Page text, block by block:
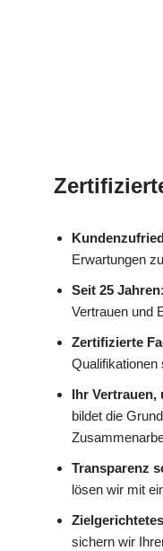
Erwartungen
Seit 25 Jahren
Vertrauen und
Zertifizierte
Qualifikationen
Ihr Vertrauen,
bildet die
Transparenz
lösen wir mit
sichern wir